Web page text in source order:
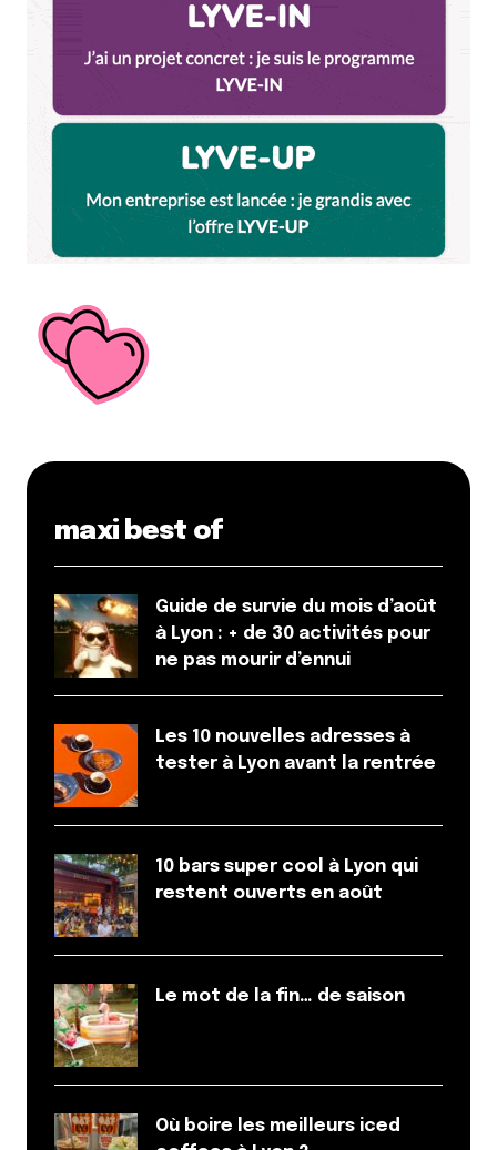
maxi best of
Guide de survie du mois d’août
à Lyon : + de 30 activités pour
ne pas mourir d’ennui
Les 10 nouvelles adresses à
tester à Lyon avant la rentrée
10 bars super cool à Lyon qui
restent ouverts en août
Le mot de la fin… de saison
Où boire les meilleurs iced